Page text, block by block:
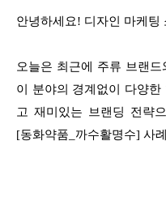
안녕하세요! 디자인 마케팅
오늘은 최근에 주류 브랜
이 분야의 경계없이 다양
고 재미있는 브랜딩 전략
[동화약품_까수활명수] 사